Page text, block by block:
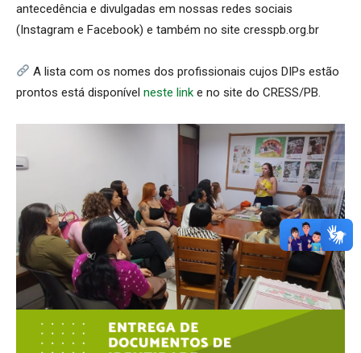
antecedência e divulgadas em nossas redes sociais
(Instagram e Facebook) e também no site cresspb.org.br
A lista com os nomes dos profissionais cujos DIPs estão
prontos está disponível neste link e no site do CRESS/PB.